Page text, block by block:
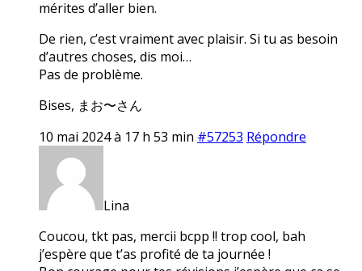
mérites d’aller bien.
De rien, c’est vraiment avec plaisir. Si tu as besoin
d’autres choses, dis moi…
Pas de problème.
Bises, まお〜さん
10 mai 2024 à 17 h 53 min #57253 Répondre
Lina
Coucou, tkt pas, mercii bcpp !! trop cool, bah
j’espère que t’as profité de ta journée !